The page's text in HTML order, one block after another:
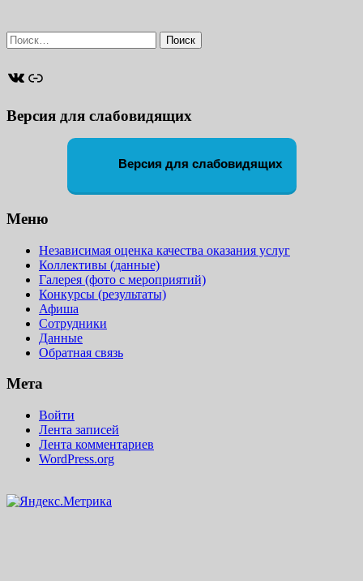
Найти:
ВКонтакте
Ссылка
Версия для слабовидящих
Версия для слабовидящих
Меню
Независимая оценка качества оказания услуг
Коллективы (данные)
Галерея (фото с мероприятий)
Конкурсы (результаты)
Афиша
Сотрудники
Данные
Обратная связь
Мета
Войти
Лента записей
Лента комментариев
WordPress.org